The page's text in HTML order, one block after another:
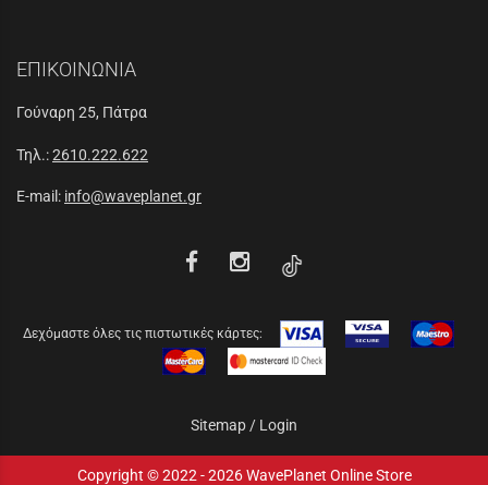
ΕΠΙΚΟΙΝΩΝΙΑ
Γούναρη 25, Πάτρα
Τηλ.:2610.222.622
E-mail: info@waveplanet.gr
Δεχόμαστε όλες τις πιστωτικές κάρτες:
Sitemap / Login
Copyright © 2022 - 2026 WavePlanet Online Store